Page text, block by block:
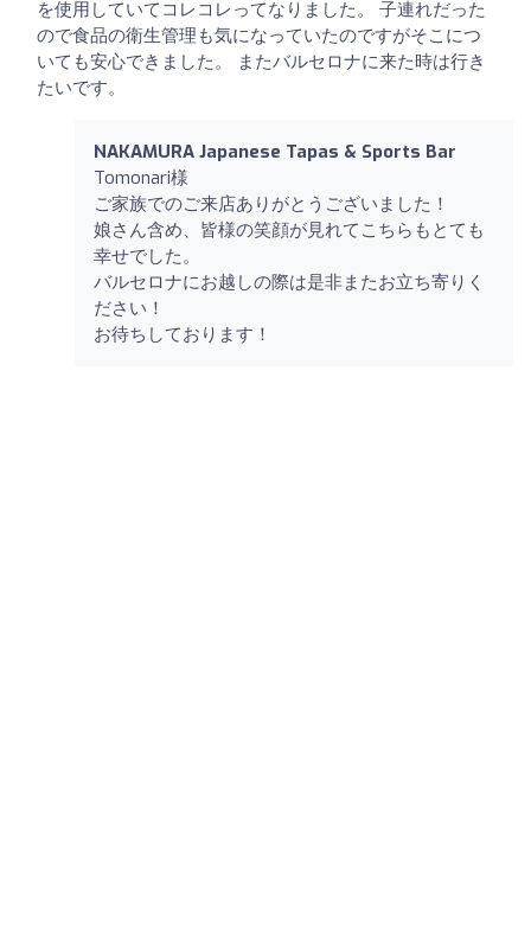
を使用していてコレコレってなりました。 子連れだった
ので食品の衛生管理も気になっていたのですがそこにつ
いても安心できました。 またバルセロナに来た時は行き
たいです。
NAKAMURA Japanese Tapas & Sports Bar
Tomonari様
ご家族でのご来店ありがとうございました！
娘さん含め、皆様の笑顔が見れてこちらもとても
幸せでした。
バルセロナにお越しの際は是非またお立ち寄りく
ださい！
お待ちしております！